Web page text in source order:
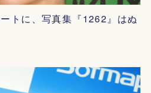
トに、写真集『1262』はぬ